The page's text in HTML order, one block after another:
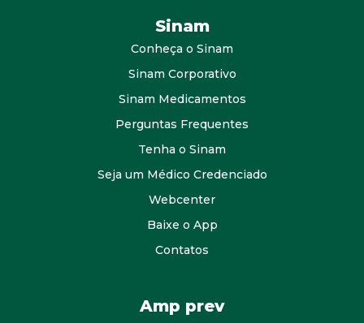
Sinam
Conheça o Sinam
Sinam Corporativo
Sinam Medicamentos
Perguntas Frequentes
Tenha o Sinam
Seja um Médico Credenciado
Webcenter
Baixe o App
Contatos
Amp prev